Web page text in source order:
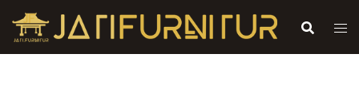
Skip
content